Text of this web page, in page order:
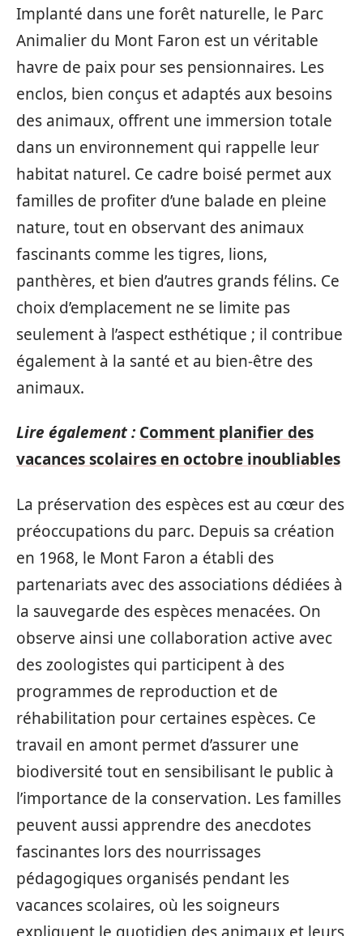
Implanté dans une forêt naturelle, le Parc
Animalier du Mont Faron est un véritable
havre de paix pour ses pensionnaires. Les
enclos, bien conçus et adaptés aux besoins
des animaux, offrent une immersion totale
dans un environnement qui rappelle leur
habitat naturel. Ce cadre boisé permet aux
familles de profiter d’une balade en pleine
nature, tout en observant des animaux
fascinants comme les tigres, lions,
panthères, et bien d’autres grands félins. Ce
choix d’emplacement ne se limite pas
seulement à l’aspect esthétique ; il contribue
également à la santé et au bien-être des
animaux.
Lire également : Comment planifier des
vacances scolaires en octobre inoubliables
La préservation des espèces est au cœur des
préoccupations du parc. Depuis sa création
en 1968, le Mont Faron a établi des
partenariats avec des associations dédiées à
la sauvegarde des espèces menacées. On
observe ainsi une collaboration active avec
des zoologistes qui participent à des
programmes de reproduction et de
réhabilitation pour certaines espèces. Ce
travail en amont permet d’assurer une
biodiversité tout en sensibilisant le public à
l’importance de la conservation. Les familles
peuvent aussi apprendre des anecdotes
fascinantes lors des nourrissages
pédagogiques organisés pendant les
vacances scolaires, où les soigneurs
expliquent le quotidien des animaux et leurs